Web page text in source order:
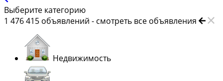
Выберите категорию
1 476 415 объявлений - смотреть все объявления
Недвижимость